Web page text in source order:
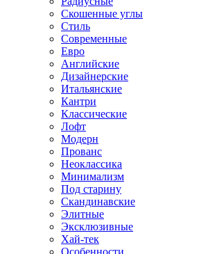
Скошенные углы
Стиль
Современные
Евро
Английские
Дизайнерские
Итальянские
Кантри
Классические
Лофт
Модерн
Прованс
Неоклассика
Минимализм
Под старину
Скандинавские
Элитные
Эксклюзивные
Хай-тек
Особенности